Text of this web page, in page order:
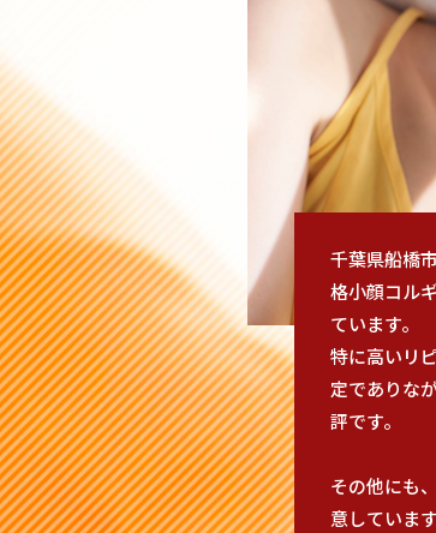
千葉県船橋
格小顔コル
ています。
特に高いリ
定でありな
評です。
その他にも
意しています